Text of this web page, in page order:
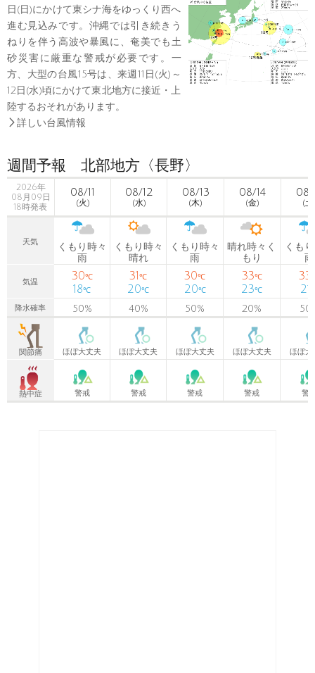
日(日)にかけて東シナ海をゆっくり西へ
進む見込みです。沖縄では引き続きう
ねりを伴う高波や暴風に、奄美でも土
砂災害に厳重な警戒が必要です。一
方、大型の台風15号は、来週11日(火)～
12日(水)頃にかけて東北地方に接近・上
陸するおそれがあります。
 詳しい台風情報
週間予報 北部地方〈長野〉
2026年
08月09日
18時発表
08/11
(火)
08/12
(水)
08/13
(木)
08/14
(金)
08/
(土
天気
くもり時々
雨
くもり時々
晴れ
くもり時々
雨
晴れ時々く
もり
くも
雨
気温 30℃
18℃
31 ℃
20℃
30℃
20℃
33℃
23℃
33
21
降水確率 50% 40% 50% 20% 50
関節痛 ほぼ大丈夫 ほぼ大丈夫 ほぼ大丈夫 ほぼ大丈夫 ほぼ大
熱中症 警戒 警戒 警戒 警戒 警